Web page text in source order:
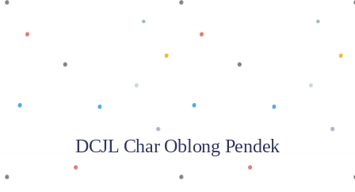
DCJL Char Oblong Pendek